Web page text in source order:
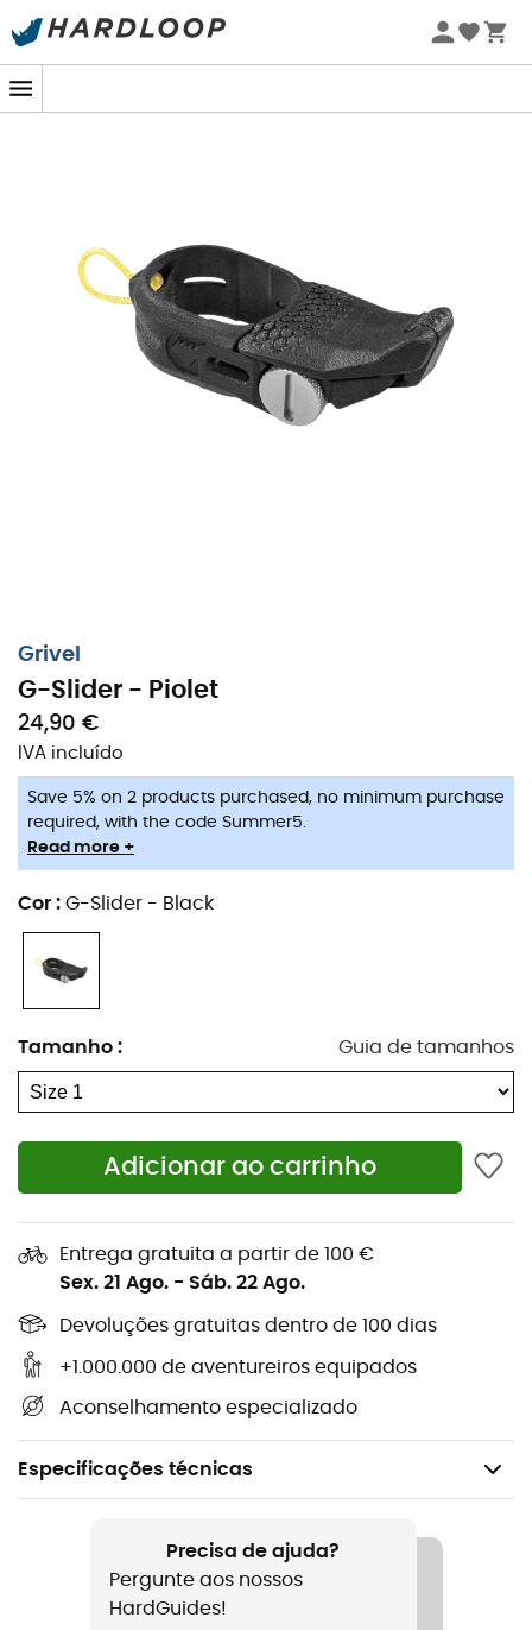
Promoções de verão 🔥 -5% EXTRA a partir de 2 produtos*
Grivel
G-Slider - Piolet
24,90 €
IVA incluído
Save 5% on 2 products purchased, no minimum purchase
required, with the code Summer5.
Read more +
Cor : G-Slider - Black
Tamanho : Guia de tamanhos
Adicionar ao carrinho
Entrega gratuita a partir de 100 €
Sex. 21 Ago. - Sáb. 22 Ago.
Devoluções gratuitas dentro de 100 dias
+1.000.000 de aventureiros equipados
Aconselhamento especializado
Especificações técnicas
Precisa de ajuda?
Pergunte aos nossos
HardGuides!